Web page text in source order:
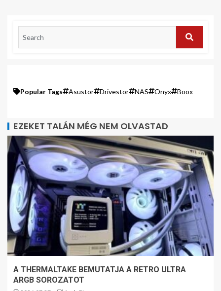
Popular Tags Asustor Drivestor NAS Onyx Boox
EZEKET TALÁN MÉG NEM OLVASTAD
A THERMALTAKE BEMUTATJA A RETRO ULTRA
ARGB SOROZATOT